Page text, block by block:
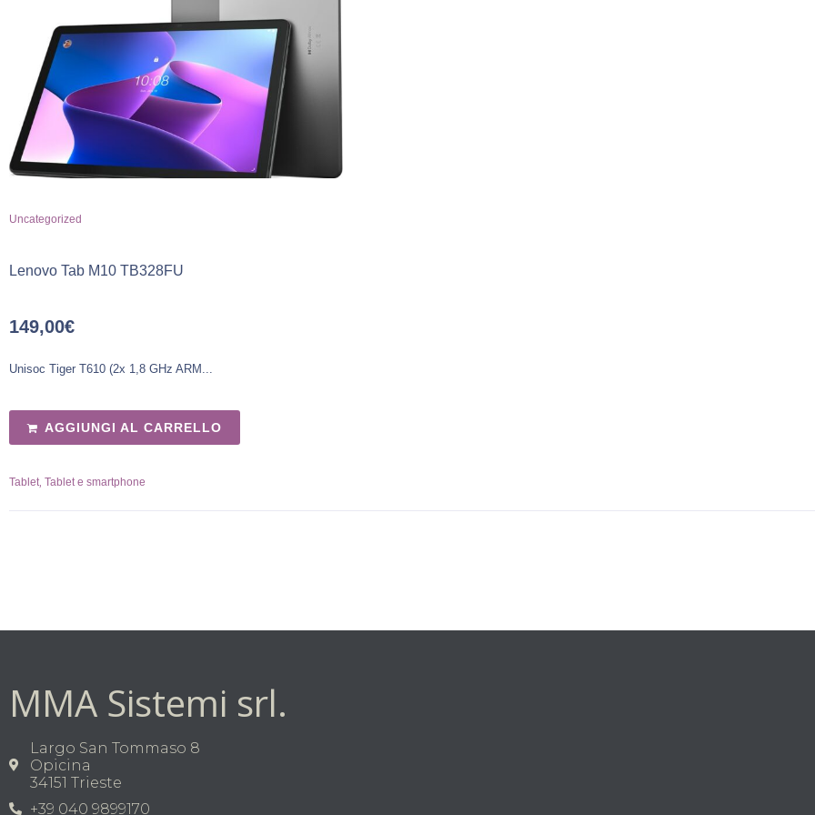
Uncategorized
Lenovo Tab M10 TB328FU
149,00€
Unisoc Tiger T610 (2x 1,8 GHz ARM...
AGGIUNGI AL CARRELLO
Tablet Tablet e smartphone
MMA Sistemi srl.
Largo San Tommaso 8
Opicina
34151 Trieste
+39 040 9899170